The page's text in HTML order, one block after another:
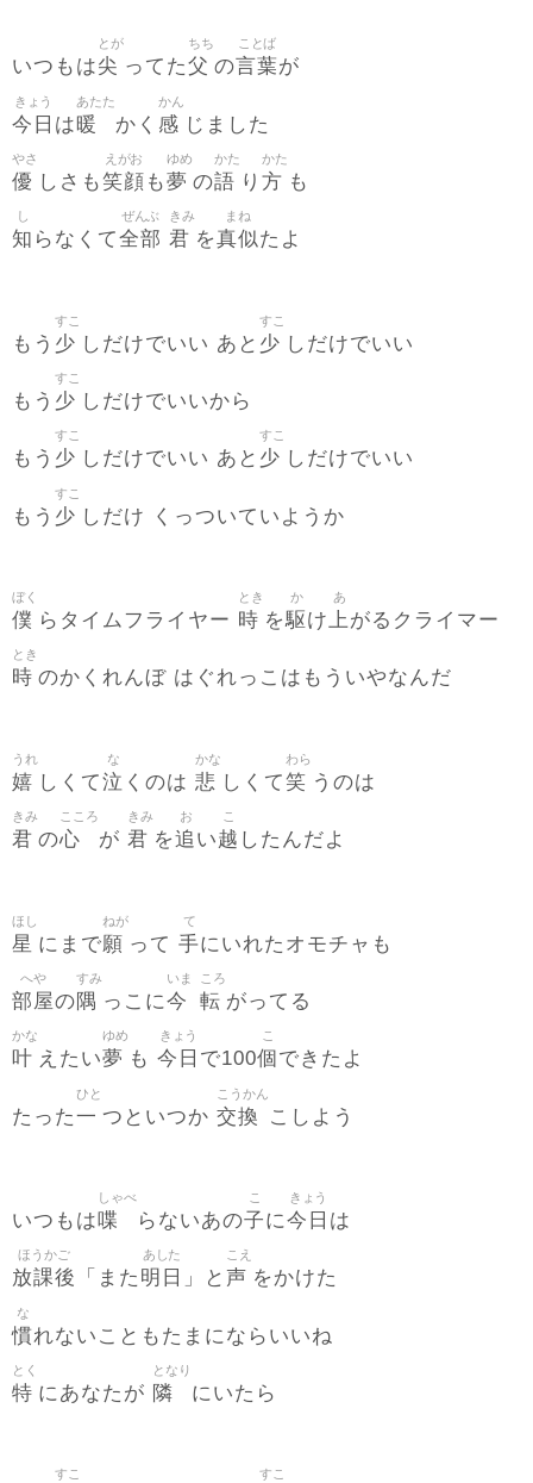
いつもは尖
とが
ってた父
ちち
の言葉
ことば
が
今日
きょう
は暖
あたた
かく 感
かん
じました
優
やさ
しさも笑顔
えがお
も夢
ゆめ
の語
かた
り 方
かた
も
知
し
らなくて全部
ぜんぶ
君
きみ
を真似
まね
たよ
もう 少
すこ
しだけでいい あと 少
すこ
しだけでいい
もう 少
すこ
しだけでいいから
もう 少
すこ
しだけでいい あと 少
すこ
しだけでいい
もう 少
すこ
しだけ くっついていようか
僕
ぼく
らタイムフライヤー 時
とき
を駆
か
け上
あ
がるクライマー
時
とき
のかくれんぼ はぐれっこはもういやなんだ
嬉
うれ
しくて泣
な
くのは 悲
かな
しくて笑
わら
うのは
君
きみ
の心
こころ
が 君
きみ
を追
お
い越
こ
したんだよ
星
ほし
にまで願
ねが
って 手
て
にいれたオモチャも
部屋
へや
の隅
すみ
っこに今
いま
転
ころ
がってる
叶
かな
えたい夢
ゆめ
も 今日
きょう
で100個
こ
できたよ
たった一
ひと
つといつか 交換
こうかん
こしよう
いつもは喋
しゃべ
らないあの子
こ
に今日
きょう
は
放課後
ほうかご
「また 明日
あした
」と 声
こえ
をかけた
慣
な
れないこともたまにならいいね
特
とく
にあなたが 隣
となり
にいたら
すこ すこ